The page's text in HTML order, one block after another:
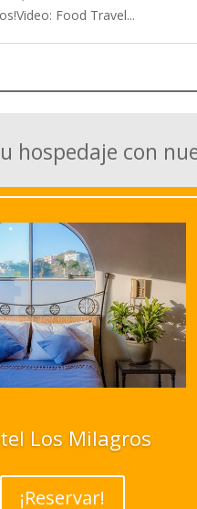
Food Travel...
hospedaje con
Los Milagros
¡Reservar!